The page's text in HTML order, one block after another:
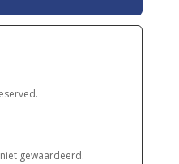
niet gewaardeerd.